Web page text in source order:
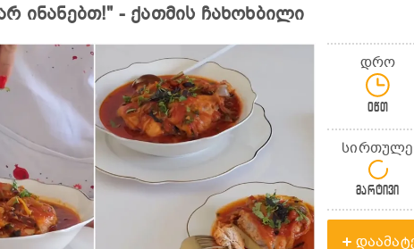
ინანებთ!" - ქათმის ჩახოხბილი
დრო
0წთ
სირთულე
მარტივი